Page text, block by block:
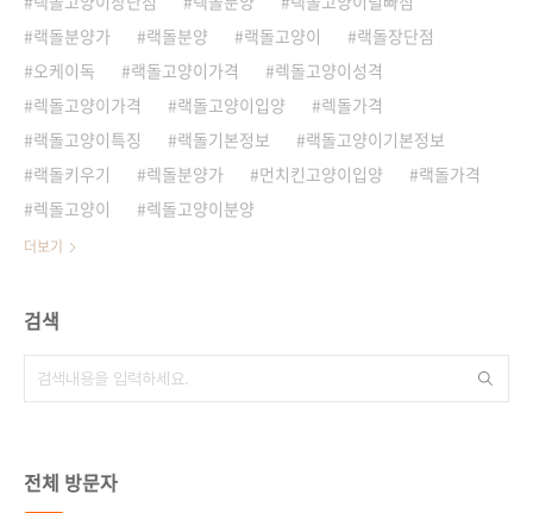
랙돌분양가
랙돌분양 랙돌고양이
랙돌장단점
오케이독
랙돌고양이가격
렉돌고양이성격
렉돌고양이가격
랙돌고양이입양
렉돌가격
랙돌고양이특징
랙돌기본정보
랙돌고양이기본정보
랙돌키우기
렉돌분양가 먼치킨고양이입양
랙돌가격
렉돌고양이
렉돌고양이분양
더보기
검색
전체 방문자